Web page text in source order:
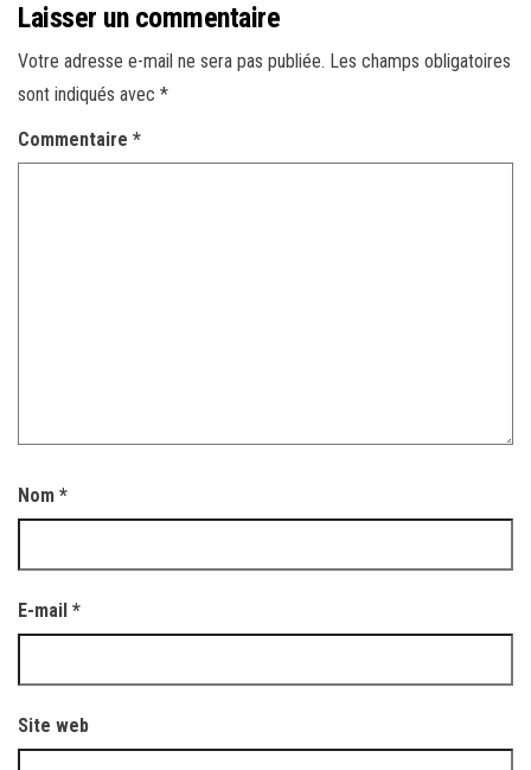
Laisser un commentaire
Votre adresse e-mail ne sera pas publiée. Les champs obligatoires
sont indiqués avec *
Commentaire *
Nom *
E-mail *
Site web